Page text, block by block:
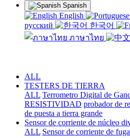
Spanish
English
русский
한국어
ภาษาไทย
ALL
TESTERS DE TIERRA
ALL Terrometro Digital de
RESISTIVIDAD probador de
de puesta a tierra grande
Sensor de corriente de núcleo
ALL Sensor de corriente de